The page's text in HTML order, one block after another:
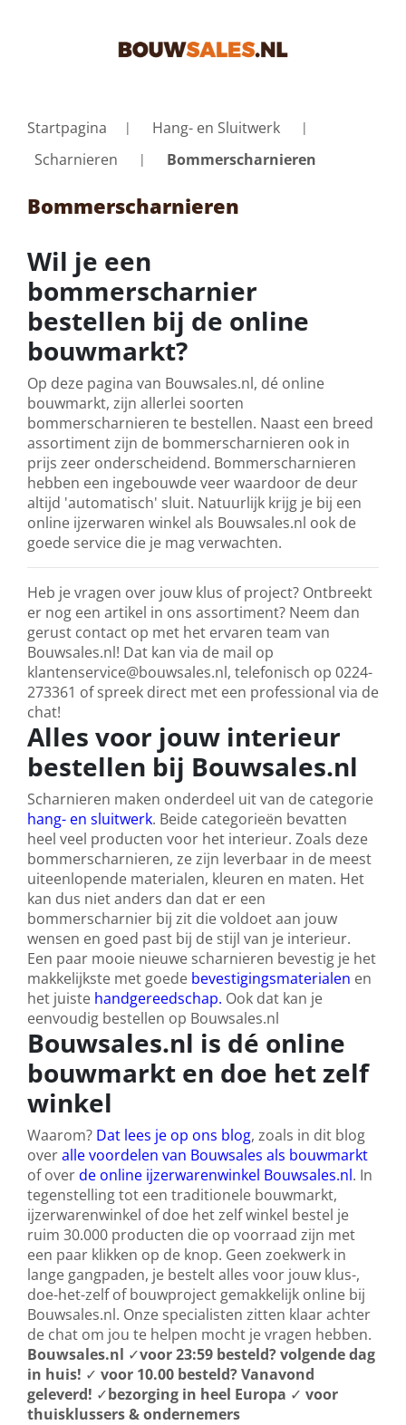
Startpagina
Hang- en Sluitwerk
Scharnieren
Bommerscharnieren
Bommerscharnieren
Wil je een
bommerscharnier
bestellen bij de online
bouwmarkt?
Op deze pagina van Bouwsales.nl, dé online
bouwmarkt, zijn allerlei soorten
bommerscharnieren te bestellen. Naast een breed
assortiment zijn de bommerscharnieren ook in
prijs zeer onderscheidend. Bommerscharnieren
hebben een ingebouwde veer waardoor de deur
altijd 'automatisch' sluit. Natuurlijk krijg je bij een
online ijzerwaren winkel als Bouwsales.nl ook de
goede service die je mag verwachten.
Heb je vragen over jouw klus of project? Ontbreekt
er nog een artikel in ons assortiment? Neem dan
gerust contact op met het ervaren team van
Bouwsales.nl! Dat kan via de mail op
klantenservice@bouwsales.nl, telefonisch op 0224-
273361 of spreek direct met een professional via de
chat!
Alles voor jouw interieur
bestellen bij Bouwsales.nl
Scharnieren maken onderdeel uit van de categorie
hang- en sluitwerk. Beide categorieën bevatten
heel veel producten voor het interieur. Zoals deze
bommerscharnieren, ze zijn leverbaar in de meest
uiteenlopende materialen, kleuren en maten. Het
kan dus niet anders dan dat er een
bommerscharnier bij zit die voldoet aan jouw
wensen en goed past bij de stijl van je interieur.
Een paar mooie nieuwe scharnieren bevestig je het
makkelijkste met goede bevestigingsmaterialen en
het juiste handgereedschap. Ook dat kan je
eenvoudig bestellen op Bouwsales.nl
Bouwsales.nl is dé online
bouwmarkt en doe het zelf
winkel
Waarom? Dat lees je op ons blog, zoals in dit blog
overalle voordelen van Bouwsales als bouwmarkt
of overde online ijzerwarenwinkel Bouwsales.nl. In
tegenstelling tot een traditionele bouwmarkt,
ijzerwarenwinkel of doe het zelf winkel bestel je
ruim 30.000 producten die op voorraad zijn met
een paar klikken op de knop. Geen zoekwerk in
lange gangpaden, je bestelt alles voor jouw klus-,
doe-het-zelf of bouwproject gemakkelijk online bij
Bouwsales.nl. Onze specialisten zitten klaar achter
de chat om jou te helpen mocht je vragen hebben.
Bouwsales.nl ✓voor 23:59 besteld? volgende dag
in huis! ✓ voor 10.00 besteld? Vanavond
geleverd! ✓bezorging in heel Europa ✓ voor
thuisklussers & ondernemers